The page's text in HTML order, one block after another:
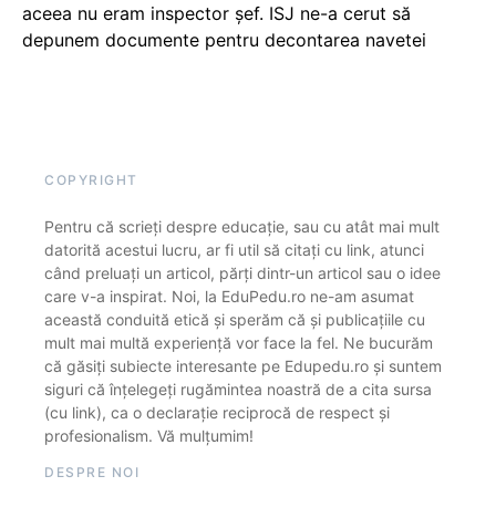
aceea nu eram inspector șef. ISJ ne-a cerut să
depunem documente pentru decontarea navetei
COPYRIGHT
Pentru că scrieți despre educație, sau cu atât mai mult
datorită acestui lucru, ar fi util să citați cu link, atunci
când preluați un articol, părți dintr-un articol sau o idee
care v-a inspirat. Noi, la EduPedu.ro ne-am asumat
această conduită etică și sperăm că și publicațiile cu
mult mai multă experiență vor face la fel. Ne bucurăm
că găsiți subiecte interesante pe Edupedu.ro și suntem
siguri că înțelegeți rugămintea noastră de a cita sursa
(cu link), ca o declarație reciprocă de respect și
profesionalism. Vă mulțumim!
DESPRE NOI